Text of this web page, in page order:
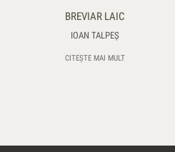
BREVIAR LAIC
IOAN TALPEŞ
CITEȘTE MAI MULT